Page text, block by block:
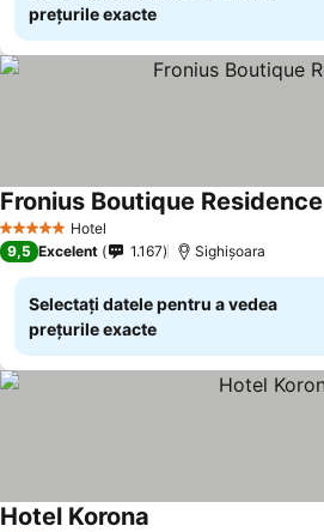
prețurile exacte
5 Stele Hotel
Fronius Boutique Residence
9,5 Excelent 1.167 Sighișoara
Selectați datele pentru a vedea
prețurile exacte
Hotel Korona